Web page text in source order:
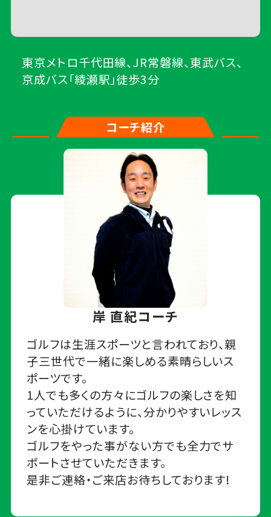
東京メトロ千代田線、JR常磐線、東武バス、
京成バス「綾瀬駅」徒歩3分
コーチ紹介
岸 直紀コーチ
ゴルフは生涯スポーツと言われており、親
子三世代で一緒に楽しめる素晴らしいス
ポーツです。
1人でも多くの方々にゴルフの楽しさを知
っていただけるように、分かりやすいレッス
ンを心掛けています。
ゴルフをやった事がない方でも全力でサ
ポートさせていただきます。
是非ご連絡・ご来店お待ちしております!